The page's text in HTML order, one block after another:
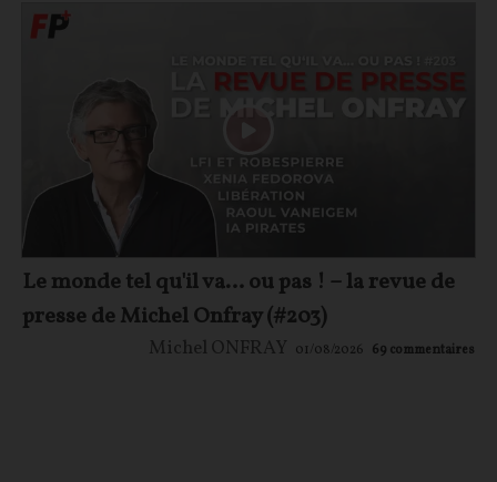
Le monde tel qu'il va… ou pas ! – la revue de
presse de Michel Onfray (#203)
Michel ONFRAY 01/08/2026 69 commentaires